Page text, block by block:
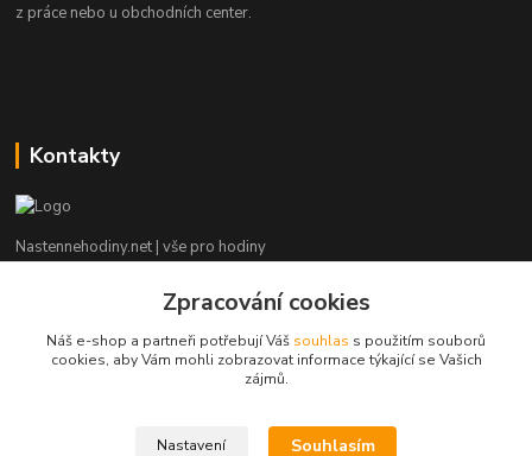
z práce nebo u obchodních center.
Kontakty
Nastennehodiny.net | vše pro hodiny
Potřebujete poradit? Napište nám. ;-)
info@nastennehodiny.net
Zpracování cookies
Náš e-shop a partneři potřebují Váš souhlas s použitím souborů
cookies, aby Vám mohli zobrazovat informace týkající se Vašich
zájmů.
Nastavení Souhlasím